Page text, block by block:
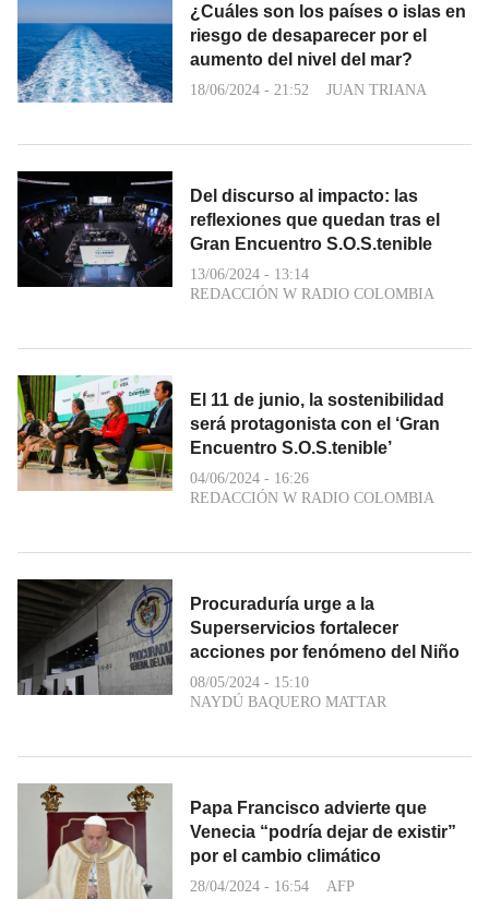
¿Cuáles son los países o islas en
riesgo de desaparecer por el
aumento del nivel del mar?
18/06/2024 - 21:52 JUAN TRIANA
Del discurso al impacto: las
reflexiones que quedan tras el
Gran Encuentro S.O.S.tenible
13/06/2024 - 13:14
REDACCIÓN W RADIO COLOMBIA
El 11 de junio, la sostenibilidad
será protagonista con el ‘Gran
Encuentro S.O.S.tenible’
04/06/2024 - 16:26
REDACCIÓN W RADIO COLOMBIA
Procuraduría urge a la
Superservicios fortalecer
acciones por fenómeno del Niño
08/05/2024 - 15:10
NAYDÚ BAQUERO MATTAR
Papa Francisco advierte que
Venecia “podría dejar de existir”
por el cambio climático
28/04/2024 - 16:54 AFP